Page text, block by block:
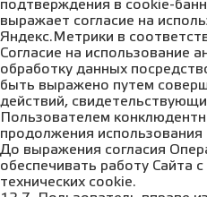
подтверждения в cookie-
выражает согласие на
Яндекс.Метрики в
Согласие на использование
обработку данных
быть выражено путем
действий,
Пользователем
продолжения использования
До выражения согласия
обеспечивать работу Сайта
технических cookie.